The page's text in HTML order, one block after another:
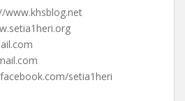
www.khsblog.net
setia1heri